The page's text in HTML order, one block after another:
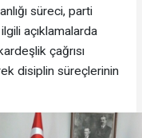
süreci, parti
açıklamalarda
çağrısı
disiplin süreçlerinin